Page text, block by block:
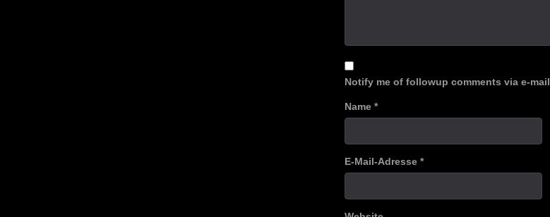
Notify me of followup comments via e-mail
Name *
E-Mail-Adresse *